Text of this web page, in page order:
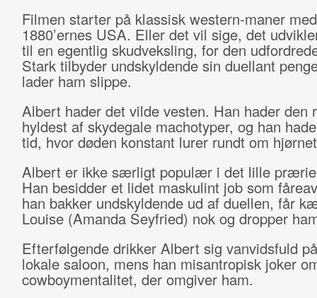
Filmen starter på klassisk western-maner
1880’ernes USA. Eller det vil sige, det
til en egentlig skudveksling, for den
Stark tilbyder undskyldende sin duellant
lader ham slippe.
Albert hader det vilde vesten. Han hader den
hyldest af skydegale machotyper, og han
tid, hvor døden konstant lurer rundt om
Albert er ikke særligt populær i det lille
Han besidder et lidet maskulint job som
han bakker undskyldende ud af duellen, får
Louise (Amanda Seyfried) nok og dropper
Efterfølgende drikker Albert sig vanvidsfuld
lokale saloon, mens han misantropisk joker
cowboymentalitet, der omgiver ham.